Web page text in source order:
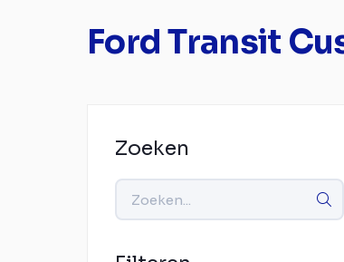
Ford Transit
Zoeken